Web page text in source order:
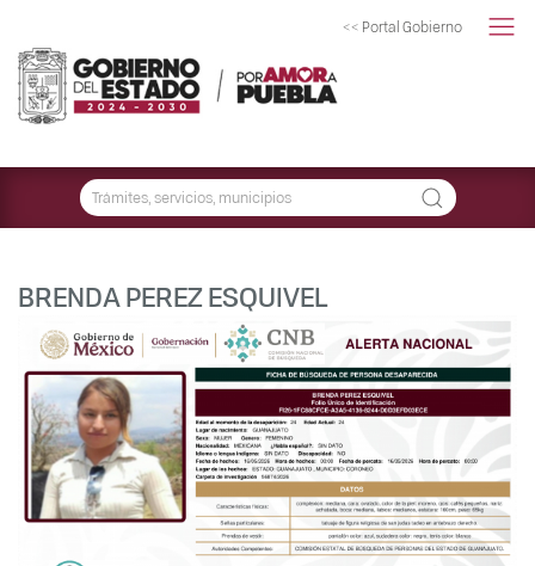
<< Portal Gobierno
BRENDA PEREZ ESQUIVEL